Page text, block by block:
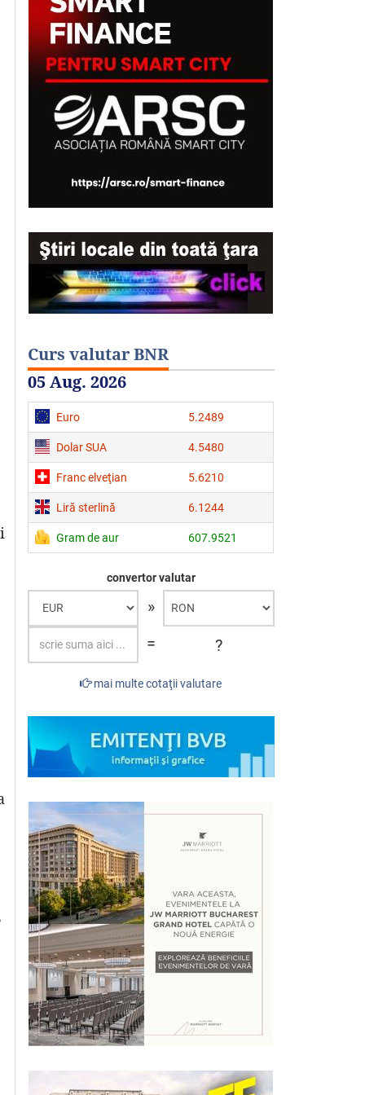
Curs valutar BNR
05 Aug. 2026
Euro 5.2489
Dolar SUA 4.5480
Franc elveţian 5.6210
Liră sterlină 6.1244
Gram de aur 607.9521
convertor valutar
»
=
?
mai multe cotaţii valutare